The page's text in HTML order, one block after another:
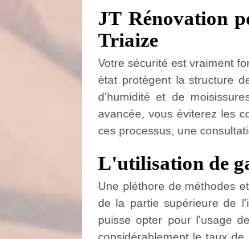
JT Rénovation
Triaize
Votre sécurité est vraiment
état protègent la structure
d'humidité et de
avancée, vous éviterez les
ces processus, une
L'utilisation de
Une pléthore de méthodes
de la partie supérieure de
puisse opter pour l'usage